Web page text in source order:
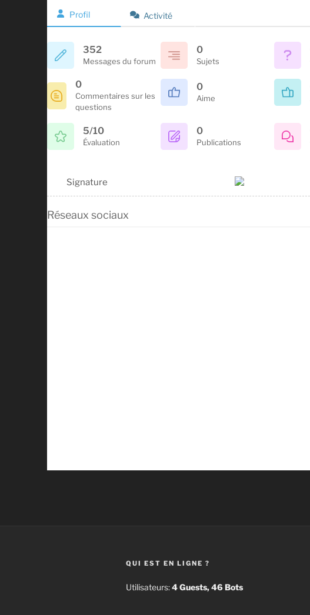
Profil Activité
352
Messages du forum
0
Sujets
0
Commentaires sur les
questions
0
Aime
5/10
Évaluation
0
Publications
Signature
Réseaux sociaux
QUI EST EN LIGNE ?
Utilisateurs:4 Guests, 46 Bots